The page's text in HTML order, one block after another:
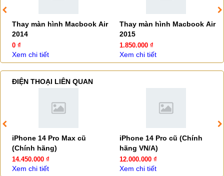
Thay màn hình Macbook Air
2014
0 ₫
Xem chi tiết
Thay màn hình Macbook Air
2015
1.850.000 ₫
Xem chi tiết
ĐIỆN THOẠI LIÊN QUAN
iPhone 14 Pro Max cũ
(Chính hãng)
14.450.000 ₫
Xem chi tiết
iPhone 14 Pro cũ (Chính
hãng VN/A)
12.000.000 ₫
Xem chi tiết